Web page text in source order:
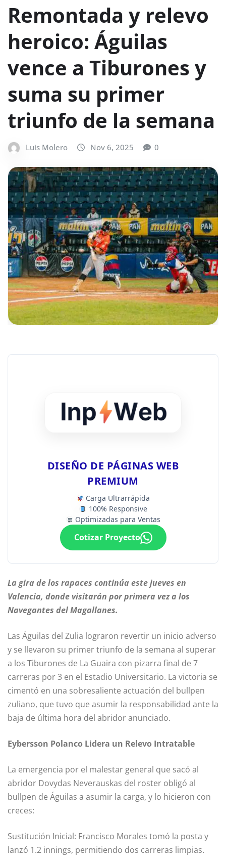
Remontada y relevo
heroico: Águilas
vence a Tiburones y
suma su primer
triunfo de la semana
Luis Molero Nov 6, 2025 0
DISEÑO DE PÁGINAS WEB
PREMIUM
Carga Ultrarrápida
100% Responsive
Optimizadas para Ventas
Cotizar Proyecto
La gira de los rapaces continúa este jueves en
Valencia, donde visitarán por primera vez a los
Navegantes del Magallanes.
Las Águilas del Zulia lograron revertir un inicio adverso
y se llevaron su primer triunfo de la semana al superar
a los Tiburones de La Guaira con pizarra final de 7
carreras por 3 en el Estadio Universitario. La victoria se
cimentó en una sobresaliente actuación del bullpen
zuliano, que tuvo que asumir la responsabilidad ante la
baja de última hora del abridor anunciado.
Eybersson Polanco Lidera un Relevo Intratable
La emergencia por el malestar general que sacó al
abridor Dovydas Neverauskas del roster obligó al
bullpen de Águilas a asumir la carga, y lo hicieron con
creces:
Sustitución Inicial: Francisco Morales tomó la posta y
lanzó 1.2 innings, permitiendo dos carreras limpias.